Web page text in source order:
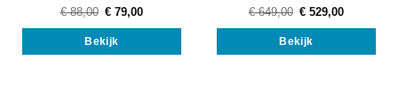
€88,00 Oorspronkelijke
was:
€ 88,00.
€ 79,00Huidige
is:
Bekijk
€649,00 Oorspronkelijke
was:
€ 649,00.
€ 529,00Huidige
is:
Bekijk